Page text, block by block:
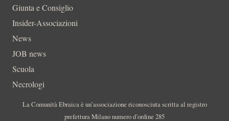
Giunta e Consiglio
Insider-Associazioni
News
JOB news
Scuola
Necrologi
La Comunità Ebraica è un’associazione riconosciuta scritta al registro
prefettura Milano numero d’ordine 285